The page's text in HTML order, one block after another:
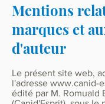
Mentions
marques et
d'auteur
Le présent site web,
l'adresse www.canid-
édité par M. Romuald